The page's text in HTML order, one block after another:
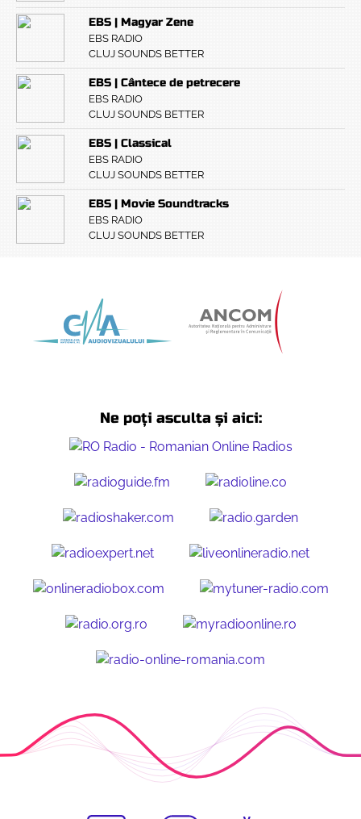
EBS | Magyar Zene
EBS RADIO
CLUJ SOUNDS BETTER
EBS | Cântece de petrecere
EBS RADIO
CLUJ SOUNDS BETTER
EBS | Classical
EBS RADIO
CLUJ SOUNDS BETTER
EBS | Movie Soundtracks
EBS RADIO
CLUJ SOUNDS BETTER
Ne poți asculta și aici: